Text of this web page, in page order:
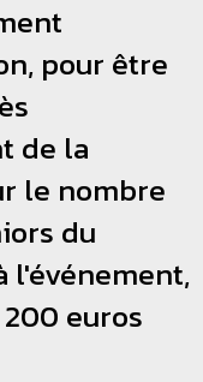
pour être
de la
le nombre
du
l'événement,
euros